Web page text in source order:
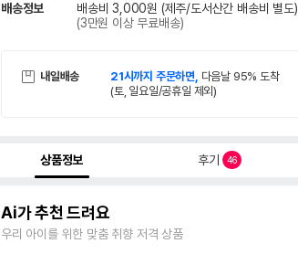
배송정보 배송비 3,000원 (제주/도서산간 배송비 별도)
(3만원 이상 무료배송)
내일배송 21시까지 주문하면, 다음날 95% 도착
(토, 일요일/공휴일 제외)
상품정보 후기 46
Ai가 추천 드려요
우리 아이를 위한 맞춤 취향 저격 상품